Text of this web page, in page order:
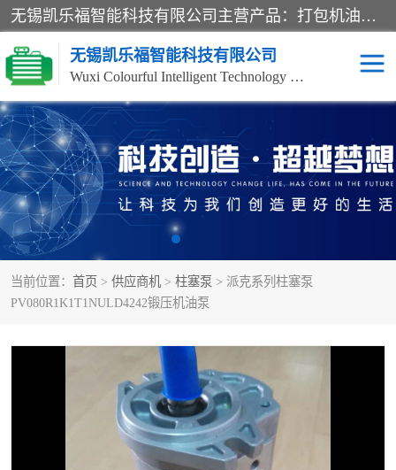
无锡凯乐福智能科技有限公司主营产品：打包机油泵、风冷式油冷却器、液压阀、液压泵、冷却器、过滤器及气动元器件。公司主导生产齿轮泵、齿轮马达、液压阀等产品。共计100多个系列、3000余种规格。覆盖了液压系统的动力元件、控制元件和执行元件，具备较强的成套供货、服务能力。
无锡凯乐福智能科技有限公司
Wuxi Colourful Intelligent Technology Co., Ltd
当前位置： 首页 > 供应商机 > 柱塞泵 > 派克系列柱塞泵
PV080R1K1T1NULD4242锻压机油泵
齿轮泵 机床冷却泵
风冷式油冷却器 叶片泵
液压马达
柱塞泵 方向阀
电机
列管式油冷却器